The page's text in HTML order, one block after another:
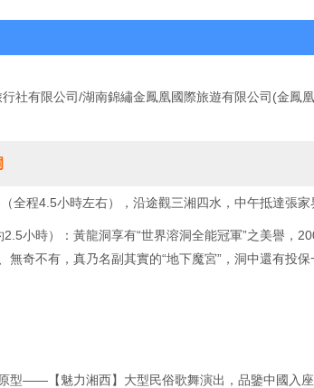
社有限公司/湖南錦繡金鳳凰國際旅遊有限公司(金鳳
全程4.5小時左右），沿途觀三湘四水，中午抵達張家
小時）：黃龍洞享有“世界溶洞全能冠軍”之美譽，
奇不有，真乃名副其實的“地下魔宮”，洞中還有投
型——【魅力湘西】大型民俗歌舞演出，品鑒中國入